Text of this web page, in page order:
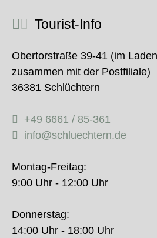
Tourist-Info
Obertorstraße 39-41 (im
zusammen mit der Postfiliale)
36381 Schlüchtern
+49 6661 / 85-361
info@schluechtern.de
Montag-Freitag:
9:00 Uhr - 12:00 Uhr
Donnerstag:
14:00 Uhr - 18:00 Uhr